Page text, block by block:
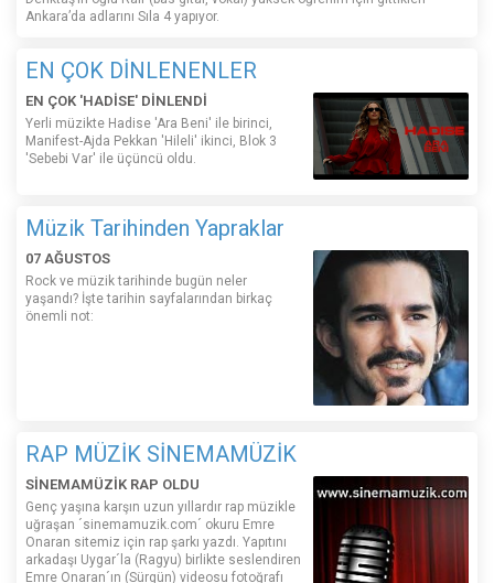
Ankara’da adlarını Sıla 4 yapıyor.
EN ÇOK DİNLENENLER
EN ÇOK 'HADİSE' DİNLENDİ
Yerli müzikte Hadise 'Ara Beni' ile birinci,
Manifest-Ajda Pekkan 'Hileli' ikinci, Blok 3
'Sebebi Var' ile üçüncü oldu.
Müzik Tarihinden Yapraklar
07 AĞUSTOS
Rock ve müzik tarihinde bugün neler
yaşandı? İşte tarihin sayfalarından birkaç
önemli not:
RAP MÜZİK SİNEMAMÜZİK
SİNEMAMÜZİK RAP OLDU
Genç yaşına karşın uzun yıllardır rap müzikle
uğraşan ´sinemamuzik.com´ okuru Emre
Onaran sitemiz için rap şarkı yazdı. Yapıtını
arkadaşı Uygar´la (Ragyu) birlikte seslendiren
Emre Onaran´ın (Sürgün) videosu fotoğrafı